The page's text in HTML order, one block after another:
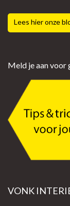
Lees hier onze
Meld je aan
VONK